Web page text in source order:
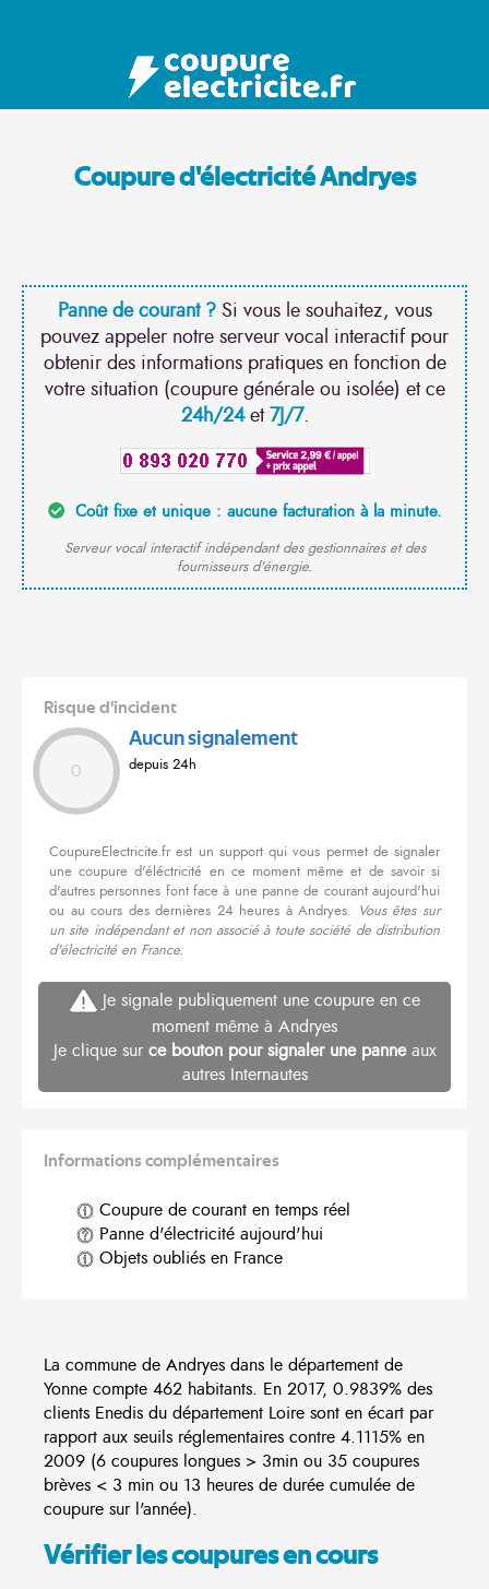
Coupure d'électricité Andryes
Panne de courant ?Si vous le souhaitez, vous
pouvez appeler notre serveur vocal interactif pour
obtenir des informations pratiques en fonction de
votre situation (coupure générale ou isolée) et ce
24h/24et7J/7.
Coût fixe et unique : aucune facturation à la minute.
Serveur vocal interactif indépendant des gestionnaires et des
fournisseurs d'énergie.
Risque d'incident
0
Aucun signalement
depuis 24h
CoupureElectricite.fr est un support qui vous permet de signaler
une coupure d'éléctricité en ce moment même et de savoir si
d'autres personnes font face à une panne de courant aujourd'hui
ou au cours des dernières 24 heures à Andryes. Vous êtes sur
un site indépendant et non associé à toute société de distribution
d'électricité en France.
Je signale publiquement une coupure en ce
moment même à Andryes
Je clique sur ce bouton pour signaler une panneaux
autres Internautes
Informations complémentaires
Coupure de courant en temps réel
Panne d'électricité aujourd'hui
Objets oubliés en France
La commune de Andryes dans le département de
Yonne compte 462 habitants. En 2017, 0.9839% des
clients Enedis du département Loire sont en écart par
rapport aux seuils réglementaires contre 4.1115% en
2009 (6 coupures longues > 3min ou 35 coupures
brèves < 3 min ou 13 heures de durée cumulée de
coupure sur l'année).
Vérifier les coupures en cours